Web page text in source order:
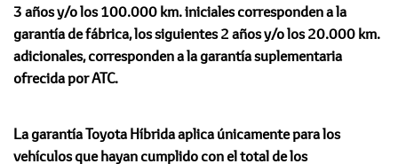
3 años y/o los 100.000 km. iniciales corresponden a la
garantía de fábrica, los siguientes 2 años y/o los 20.000 km.
adicionales, corresponden a la garantía suplementaria
ofrecida por ATC.
La garantía Toyota Híbrida aplica únicamente para los
vehículos que hayan cumplido con el total de los